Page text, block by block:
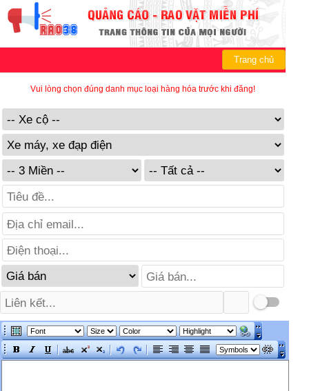
Trang chủ
Vui lòng chọn đúng danh mục loại hàng hóa trước khi đăng!